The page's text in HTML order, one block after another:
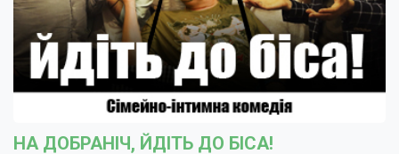
НА ДОБРАНІЧ, ЙДІТЬ ДО БІСА!